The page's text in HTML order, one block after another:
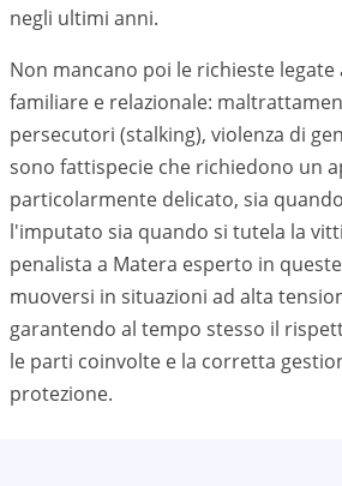
negli ultimi anni.
Non mancano poi le richieste
familiare e relazionale:
persecutori (stalking), violenza di
sono fattispecie che richiedono un
particolarmente delicato, sia
l'imputato sia quando si tutela la
penalista a Matera esperto in
muoversi in situazioni ad alta
garantendo al tempo stesso il
le parti coinvolte e la corretta
protezione.